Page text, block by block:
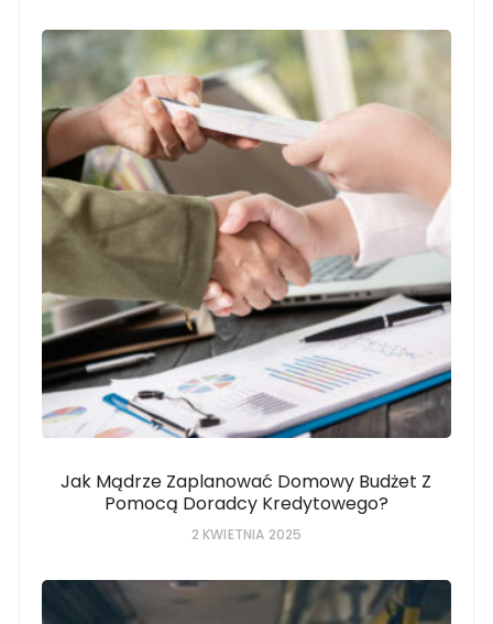
Jak Mądrze Zaplanować Domowy Budżet Z
Pomocą Doradcy Kredytowego?
2 KWIETNIA 2025